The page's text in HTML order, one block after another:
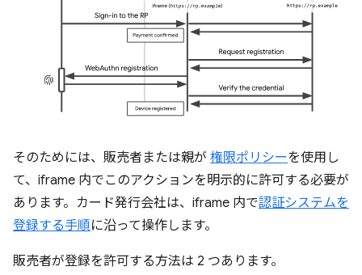
そのためには、販売者または親が 権限ポリシーを使用し
て、iframe 内でこのアクションを明示的に許可する必要が
あります。カード発行会社は、iframe 内で認証システムを
登録する手順に沿って操作します。
販売者が登録を許可する方法は 2 つあります。